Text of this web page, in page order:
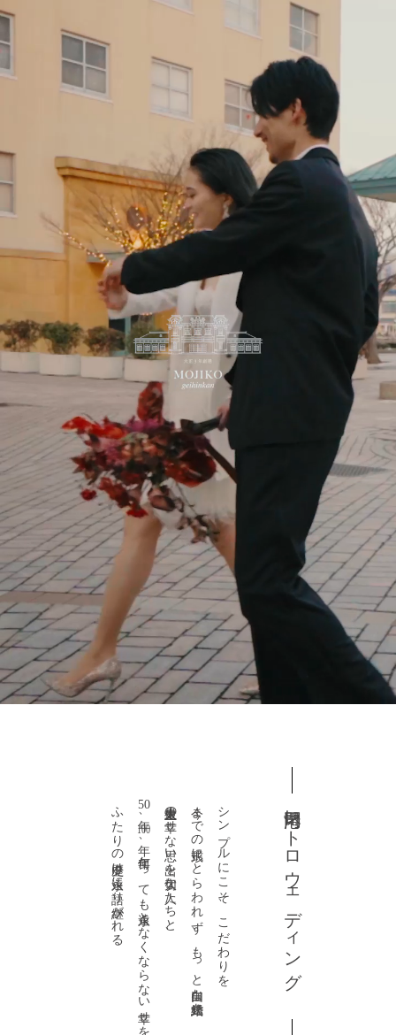
門司港レトロウェディング
シンプルにこそ、こだわりを
今までの形式にとらわれず、もっと自由な結婚式を
人生史上最大の幸せな思い出を大切な人たちと、
50
年、
100
年、何年たっても永遠となくならない幸せを繋ぐ場所で
ふたりの歴史は永遠に語り継がれる